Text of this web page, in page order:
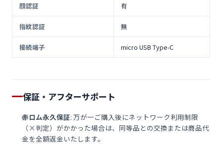
顔認証 有
指紋認証 無
接続端子 micro USB Type-C
保証・アフターサポート
赤ロム永久保証: 万が一ご購入後にネットワーク利用制限
（×判定）がかかった場合は、同等品との交換または商品代
金を全額返金いたします。